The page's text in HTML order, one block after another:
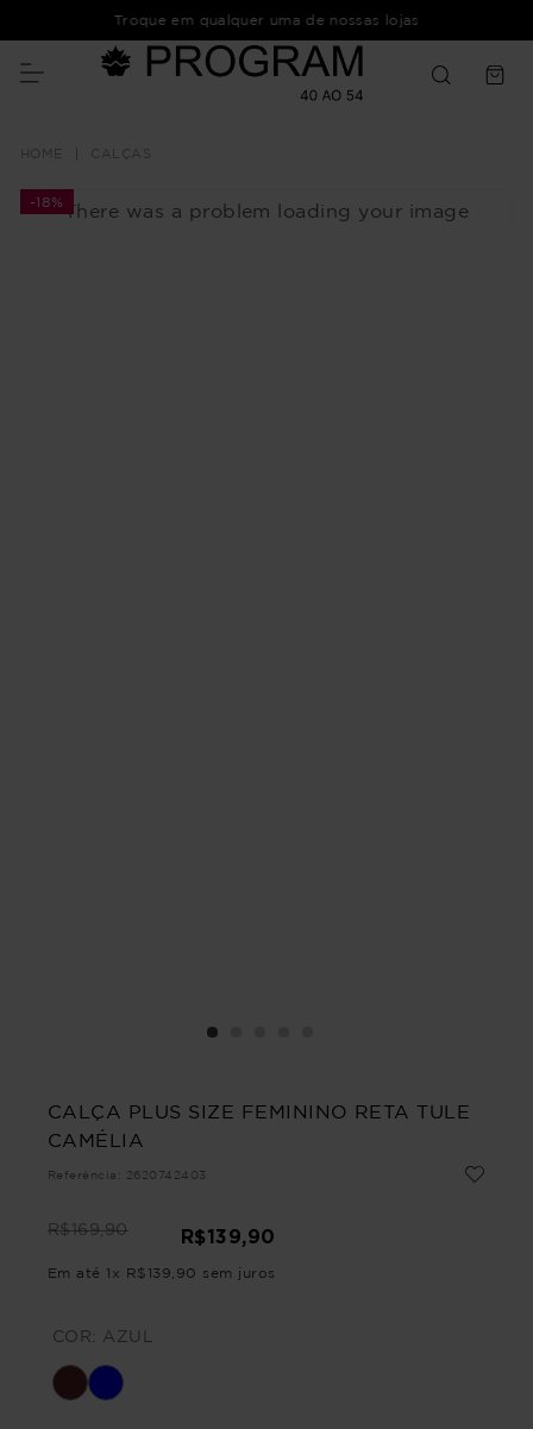
Troque em qualquer uma de nossas lojas
CALÇAS
There was a problem loading your image
-18%
CALÇA PLUS SIZE FEMININO RETA TULE
CAMÉLIA
Referência : 2620742403
R$169,90 R$139,90
Em até 1 x R$ 139 90 sem juros
COR: AZUL